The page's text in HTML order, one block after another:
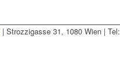
| Strozzigasse 31, 1080 Wien | Tel: